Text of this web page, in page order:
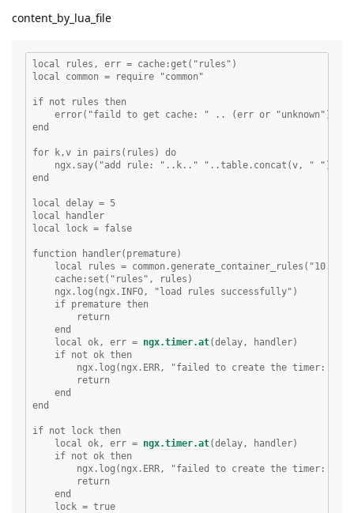
content_by_lua_file
local rules, err = cache:get("rules")
local common = require "common"
if not rules then
    error("faild to get cache: " .. (err or "unknown"))
end
for k,v in pairs(rules) do
    ngx.say("add rule: "..k.." "..table.concat(v, " "))
end
local delay = 5
local handler
local lock = false
function handler(premature)
local rules =
    cache:set("rules", rules)
    ngx.log(ngx.INFO, "load rules successfully")
    if premature then
        return
    end
    local ok, err =
ngx.timer.at(delay, handler)
    if not ok then
ngx.log(ngx.ERR, "failed to create the timer: ",
        return
    end
end
if not lock then
    local ok, err =
ngx.timer.at(delay, handler)
    if not ok then
ngx.log(ngx.ERR, "failed to create the timer: ",
        return
    end
    lock = true